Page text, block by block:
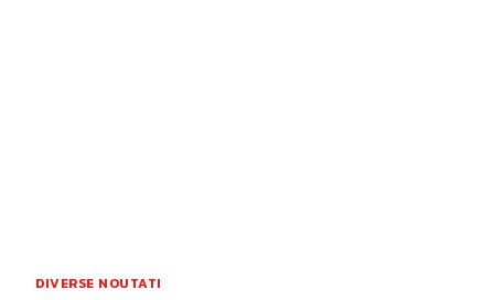
DIVERSE NOUTATI